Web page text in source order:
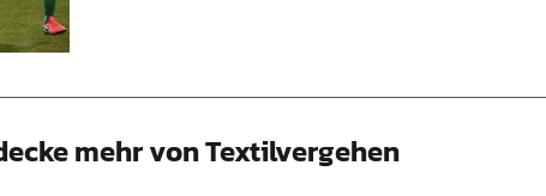
mehr von Textilvergehen